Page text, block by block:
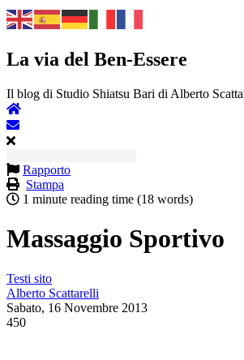
La via del Ben-Essere
Il blog di Studio Shiatsu Bari di Alberto
Rapporto
Stampa
1 minute reading time (18 words)
Massaggio Sportivo
Testi sito
Alberto Scattarelli
Sabato, 16 Novembre 2013
450